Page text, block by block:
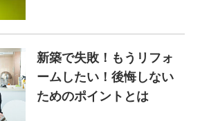
新築で失敗！もうリフォ
ームしたい！後悔しない
ためのポイントとは